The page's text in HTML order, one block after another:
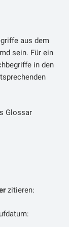
die
als nichtig
von
für
Petronius
Licina
in der
Sohn
aus dem
sein. Für ein
in den
Glossar
zitieren: